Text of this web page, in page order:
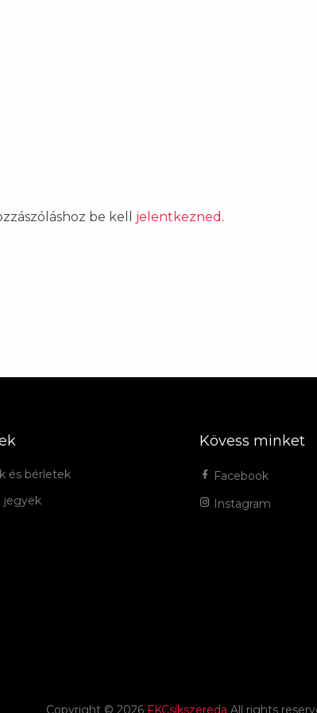
be kell jelentkezned .
és bérletek
jegyek
Kövess minket
Facebook
Instagram
Copyright © 2026 FKCsíkszereda All rights